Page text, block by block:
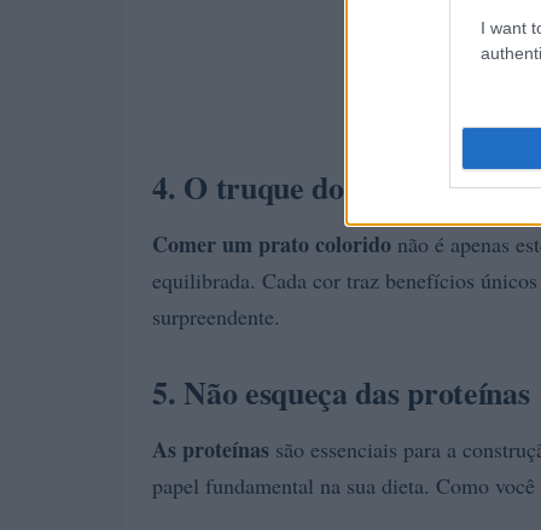
I want
4. O truque do prato colorido
Comer um prato colorido não é apenas
equilibrada. Cada cor traz benefícios
surpreendente.
5. Não esqueça das proteínas
As proteínas são essenciais para a
papel fundamental na sua dieta. Como